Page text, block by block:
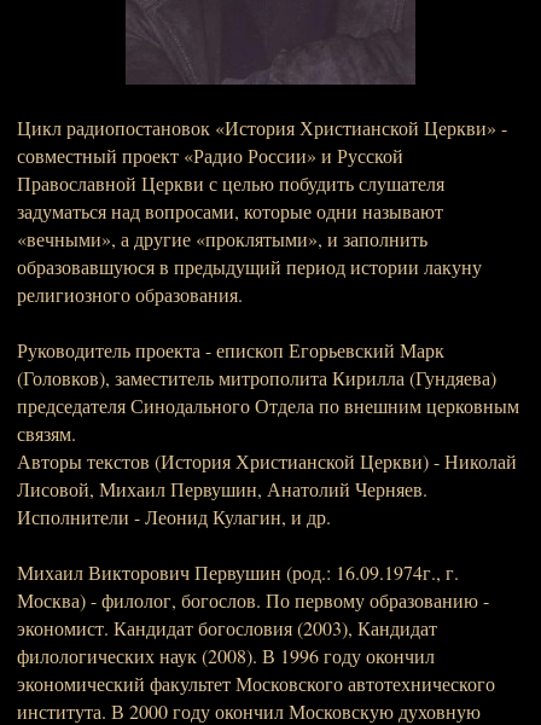
Цикл радиопостановок «История Христианской Церкви» -
совместный проект «Радио России» и Русской
Православной Церкви с целью побудить слушателя
задуматься над вопросами, которые одни называют
«вечными», а другие «проклятыми», и заполнить
образовавшуюся в предыдущий период истории лакуну
религиозного образования.
Руководитель проекта - епископ Егорьевский Марк
(Головков), заместитель митрополита Кирилла (Гундяева)
председателя Синодального Отдела по внешним церковным
связям.
Авторы текстов (История Христианской Церкви) - Николай
Лисовой, Михаил Первушин, Анатолий Черняев.
Исполнители - Леонид Кулагин, и др.
Михаил Викторович Первушин (род.: 16.09.1974г., г.
Москва) - филолог, богослов. По первому образованию -
экономист. Кандидат богословия (2003), Кандидат
филологических наук (2008). В 1996 году окончил
экономический факультет Московского автотехнического
института. В 2000 году окончил Московскую духовную